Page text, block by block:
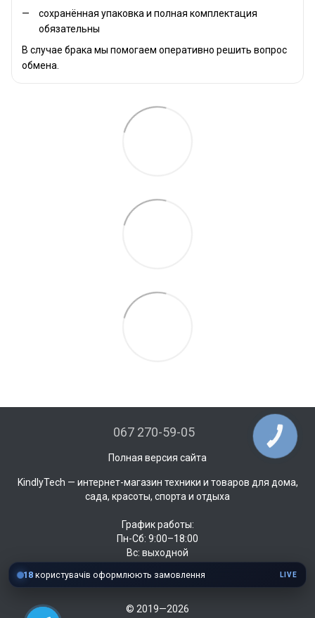
сохранённая упаковка и полная комплектация
обязательны
В случае брака мы помогаем оперативно решить вопрос
обмена.
067 270-59-05
Полная версия сайта
KindlyTech — интернет-магазин техники и товаров для дома,
сада, красоты, спорта и отдыха
График работы:
Пн-Сб: 9:00–18:00
Вс: выходной
© 2019—2026
18 користувачів оформлюють замовлення LIVE
КНОПКА
ЗВ'ЯЗКУ